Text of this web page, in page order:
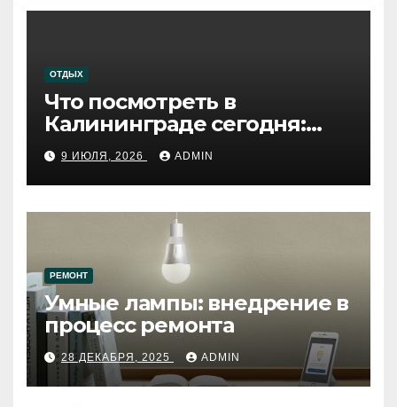
ОТДЫХ
Что посмотреть в
Калининграде сегодня:
путеводитель по самому
западному городу России
9 ИЮЛЯ, 2026 ADMIN
РЕМОНТ
Умные лампы: внедрение в
процесс ремонта
28 ДЕКАБРЯ, 2025 ADMIN